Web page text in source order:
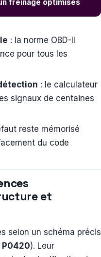
freinage optimisés
: la norme OBD-II
pour tous les
: le calculateur
signaux de centaines
reste mémorisé
du code
et
selon un schéma précis
P0420). Leur